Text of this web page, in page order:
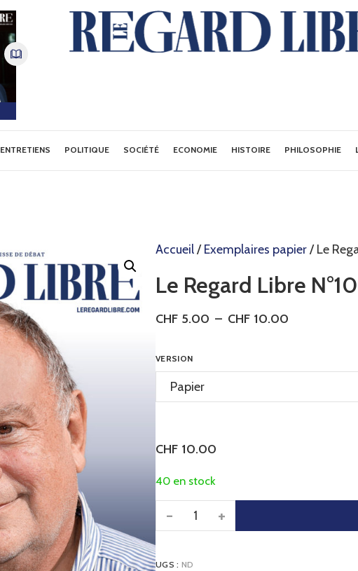
ENTRETIENS POLITIQUE SOCIÉTÉ ECONOMIE HISTOIRE PHILOSOPHIE
Accueil/Exemplaires papier/ Le
Le Regard Libre
CHF 5.00 – CHF 10.00
VERSION
CHF 10.00
40 en stock
+
-
UGS : ND